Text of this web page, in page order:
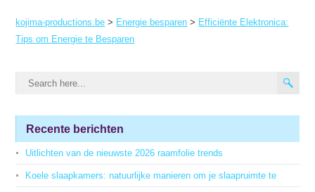
kojima-productions.be > Energie besparen > Efficiënte Elektronica:
Tips om Energie te Besparen
Recente berichten
Uitlichten van de nieuwste 2026 raamfolie trends
Koele slaapkamers: natuurlijke manieren om je slaapruimte te